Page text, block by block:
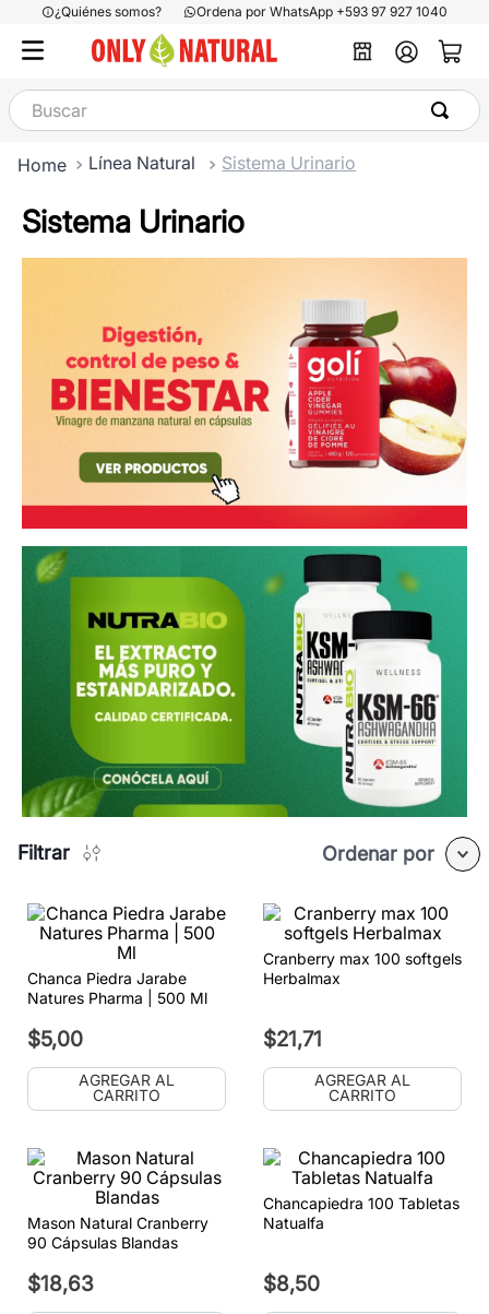
¿Quiénes somos? Ordena por WhatsApp +593 97 927 1040
Buscar
Línea Natural Sistema Urinario
Sistema Urinario
Filtrar Ordenar por
Chanca Piedra Jarabe
Natures Pharma | 500 Ml
$5,00
AGREGAR AL
CARRITO
Cranberry max 100 softgels
Herbalmax
$21,71
AGREGAR AL
CARRITO
Mason Natural Cranberry
90 Cápsulas Blandas
$18,63
Chancapiedra 100 Tabletas
Natualfa
$8,50